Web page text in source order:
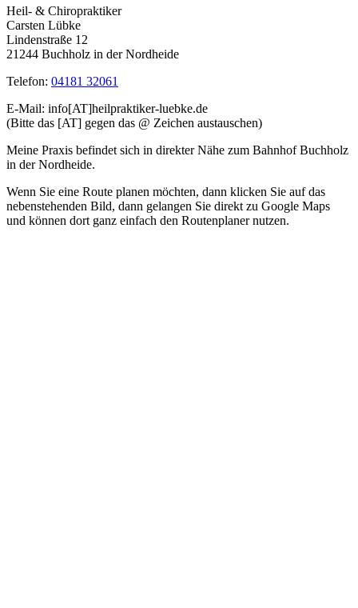
Heil- & Chiropraktiker
Carsten Lübke
Lindenstraße 12
21244 Buchholz in der Nordheide
Telefon: 04181 32061
E-Mail: info[AT]heilpraktiker-luebke.de
(Bitte das [AT] gegen das @ Zeichen austauschen)
Meine Praxis befindet sich in direkter Nähe zum Bahnhof Buchholz
in der Nordheide.
Wenn Sie eine Route planen möchten, dann klicken Sie auf das
nebenstehenden Bild, dann gelangen Sie direkt zu Google Maps
und können dort ganz einfach den Routenplaner nutzen.